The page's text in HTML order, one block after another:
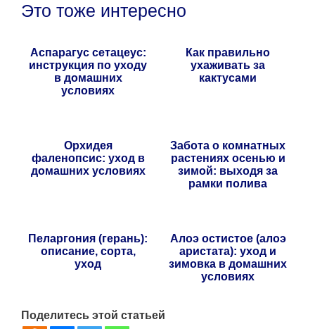
Это тоже интересно
Аспарагус сетацеус:
инструкция по уходу
в домашних
условиях
Как правильно
ухаживать за
кактусами
Орхидея
фаленопсис: уход в
домашних условиях
Забота о комнатных
растениях осенью и
зимой: выходя за
рамки полива
Пеларгония (герань):
описание, сорта,
уход
Алоэ остистое (алоэ
аристата): уход и
зимовка в домашних
условиях
Поделитесь этой статьей